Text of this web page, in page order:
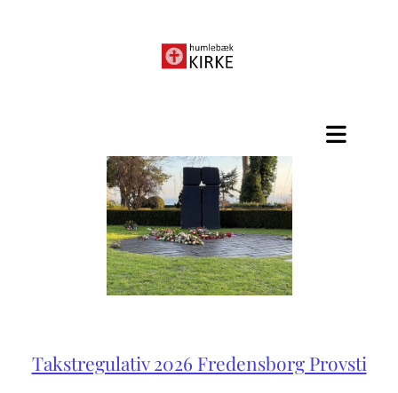
Takstregulativ 2026 Fredensborg Provsti